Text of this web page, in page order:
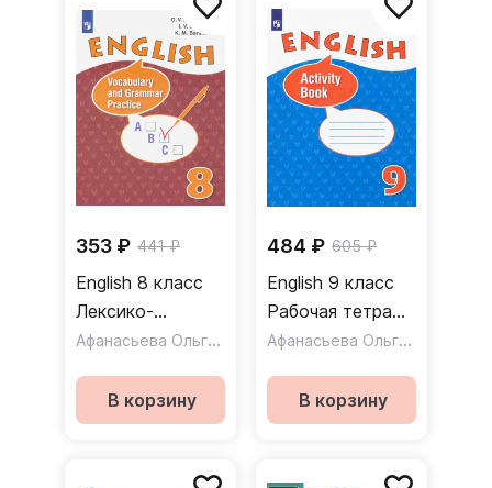
353 ₽ 441 ₽
English 8 класс
Лексико-
грамматическийАфанасьева Ольга Васильевна
В корзину
484 ₽ 605 ₽
English 9 класс
Рабочая тетрадь
Углубленный
Афанасьева Ольга Васильевна
В корзину